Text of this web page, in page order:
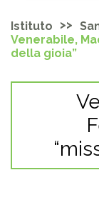
Istituto >>
Venerabile,
della gioia”